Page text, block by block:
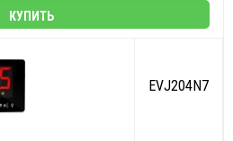
КУПИТЬ
EVJ204N7